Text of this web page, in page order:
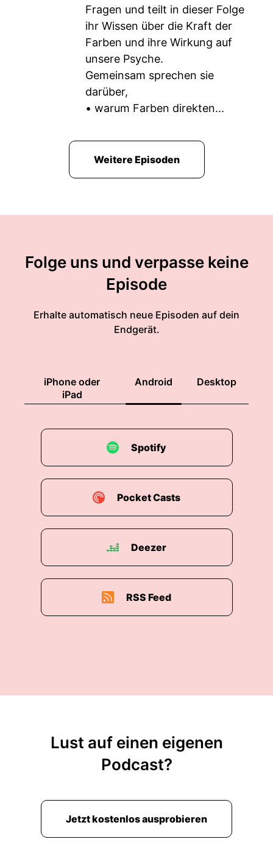
Fragen und teilt in dieser Folge
ihr Wissen über die Kraft der
Farben und ihre Wirkung auf
unsere Psyche.
Gemeinsam sprechen sie
darüber,
• warum Farben direkten...
Weitere Episoden
Folge uns und verpasse keine
Episode
Erhalte automatisch neue Episoden auf dein
Endgerät.
iPhone oder
iPad
Android Desktop
Spotify
Pocket Casts
Deezer
RSS Feed
Lust auf einen eigenen
Podcast?
Jetzt kostenlos ausprobieren